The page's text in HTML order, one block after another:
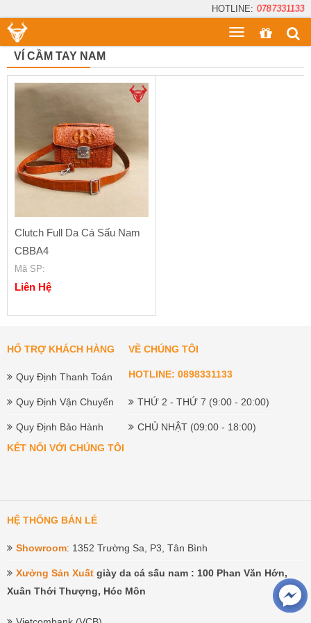
HOTLINE: 0787331133
Toggle
VÍ CẦM TAY NAM
Clutch Full Da Cá Sấu Nam
CBBA4
Mã SP:
Liên Hệ
HỔ TRỢ KHÁCH HÀNG
Quy Định Thanh Toán
Quy Định Vận Chuyển
Quy Định Bảo Hành
VỀ CHÚNG TÔI
HOTLINE: 0898331133
THỨ 2 - THỨ 7 (9:00 - 20:00)
CHỦ NHẬT (09:00 - 18:00)
KẾT NỐI VỚI CHÚNG TÔI
HỆ THỐNG BÁN LẺ
Showroom: 1352 Trường Sa, P3, Tân Bình
Xưởng Sản Xuất giày da cá sấu nam : 100 Phan Văn Hớn,
Xuân Thới Thượng, Hóc Môn